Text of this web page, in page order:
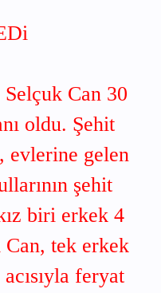
Can 30
oldu. Şehit
evlerine gelen
şehit
biri erkek 4
Can, tek erkek
feryat